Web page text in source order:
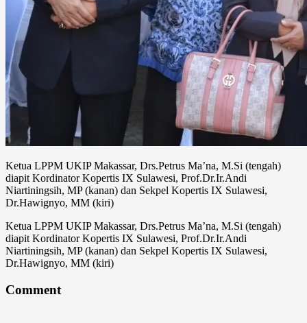
Ketua LPPM UKIP Makassar, Drs.Petrus Ma’na, M.Si (tengah)
diapit Kordinator Kopertis IX Sulawesi, Prof.Dr.Ir.Andi
Niartiningsih, MP (kanan) dan Sekpel Kopertis IX Sulawesi,
Dr.Hawignyo, MM (kiri)
Ketua LPPM UKIP Makassar, Drs.Petrus Ma’na, M.Si (tengah)
diapit Kordinator Kopertis IX Sulawesi, Prof.Dr.Ir.Andi
Niartiningsih, MP (kanan) dan Sekpel Kopertis IX Sulawesi,
Dr.Hawignyo, MM (kiri)
Comment